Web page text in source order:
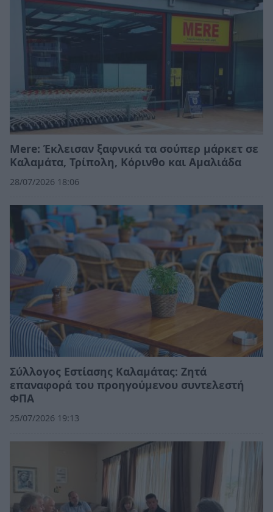
Mere: Έκλεισαν ξαφνικά τα σούπερ μάρκετ σε
Καλαμάτα, Τρίπολη, Κόρινθο και Αμαλιάδα
28/07/2026 18:06
Σύλλογος Εστίασης Καλαμάτας: Ζητά
επαναφορά του προηγούμενου συντελεστή
ΦΠΑ
25/07/2026 19:13